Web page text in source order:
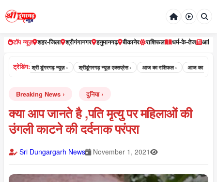
टॉप न्यूज़ शहर-जिला श्रीगंगानगर हनुमानगढ़ बीकानेर राशिफल धर्म-के-तेज
ट्रेडिंग:
न्यूज़ › श्री डूंगरगढ़ न्यूज़ › श्रीडूंगरगढ़ न्यूज़ एक्सप्रेस › आज का राशिफल › आज का पंचांग ›
Breaking News दुनिया
क्या आप जानते है ,पति मृत्यु पर महिलाओं की
उंगली काटने की दर्दनाक परंपरा
Sri Dungargarh News November 1, 2021